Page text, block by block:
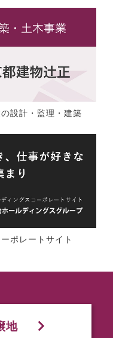
設計・監理・建築
ポレートサイト
地